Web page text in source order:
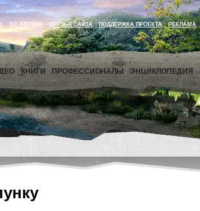
ОТ АВТОРА ДРУЗЬЯ САЙТА ПОДДЕРЖКА ПРОЕКТА РЕКЛАМА
КНИГИ ПРОФЕССИОНАЛЫ ЭНЦИКЛОПЕДИЯ